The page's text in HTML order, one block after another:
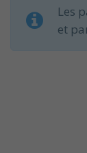
Les
et